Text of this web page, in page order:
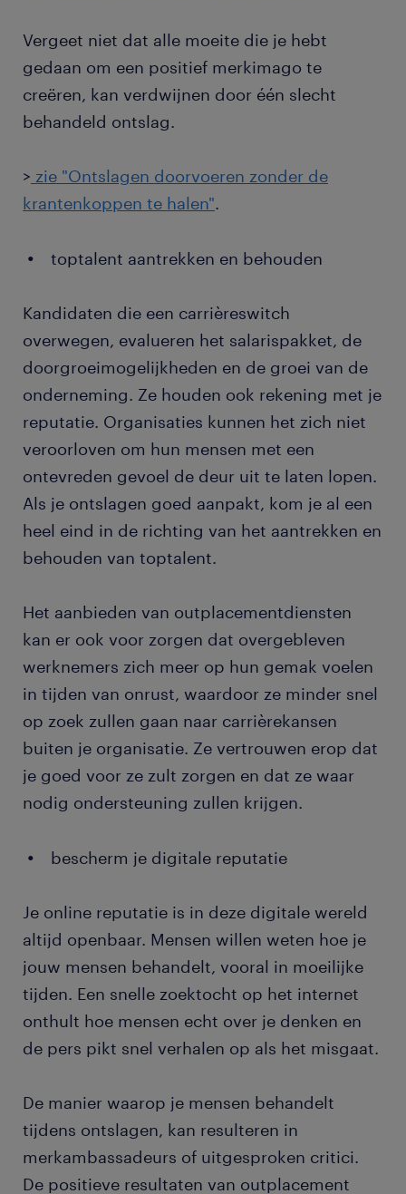
Vergeet niet dat alle moeite die je hebt
gedaan om een positief merkimago te
creëren, kan verdwijnen door één slecht
behandeld ontslag.
> zie "Ontslagen doorvoeren zonder de
krantenkoppen te halen".
toptalent aantrekken en behouden
Kandidaten die een carrièreswitch
overwegen, evalueren het salarispakket, de
doorgroeimogelijkheden en de groei van de
onderneming. Ze houden ook rekening met je
reputatie. Organisaties kunnen het zich niet
veroorloven om hun mensen met een
ontevreden gevoel de deur uit te laten lopen.
Als je ontslagen goed aanpakt, kom je al een
heel eind in de richting van het aantrekken en
behouden van toptalent.
Het aanbieden van outplacementdiensten
kan er ook voor zorgen dat overgebleven
werknemers zich meer op hun gemak voelen
in tijden van onrust, waardoor ze minder snel
op zoek zullen gaan naar carrièrekansen
buiten je organisatie. Ze vertrouwen erop dat
je goed voor ze zult zorgen en dat ze waar
nodig ondersteuning zullen krijgen.
bescherm je digitale reputatie
Je online reputatie is in deze digitale wereld
altijd openbaar. Mensen willen weten hoe je
jouw mensen behandelt, vooral in moeilijke
tijden. Een snelle zoektocht op het internet
onthult hoe mensen echt over je denken en
de pers pikt snel verhalen op als het misgaat.
De manier waarop je mensen behandelt
tijdens ontslagen, kan resulteren in
merkambassadeurs of uitgesproken critici.
De positieve resultaten van outplacement